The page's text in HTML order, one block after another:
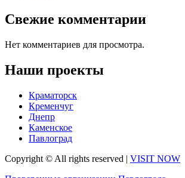
Свежие комментарии
Нет комментариев для просмотра.
Наши проекты
Краматорск
Кременчуг
Днепр
Каменское
Павлоград
Copyright © All rights reserved | VISIT NOW